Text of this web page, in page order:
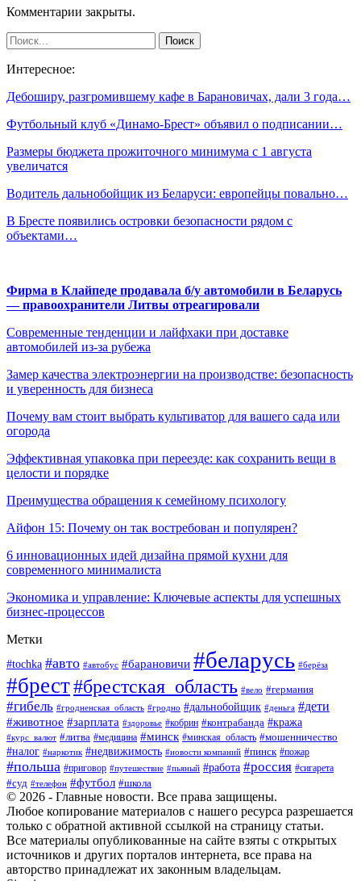
Комментарии закрыты.
Интересное:
Дебоширу, разгромившему кафе в Барановичах, дали 3 года…
Футбольный клуб «Динамо-Брест» объявил о подписании…
Размеры бюджета прожиточного минимума с 1 августа
увеличатся
Водитель дальнобойщик из Беларуси: европейцы повально…
В Бресте появились островки безопасности рядом с
объектами…
Фирма в Клайпеде продавала б/у автомобили в Беларусь
— правоохранители Литвы отреагировали
Современные тенденции и лайфхаки при доставке
автомобилей из-за рубежа
Замер качества электроэнергии на производстве: безопасность
и уверенность для бизнеса
Почему вам стоит выбрать культиватор для вашего сада или
огорода
Эффективная упаковка при переезде: как сохранить вещи в
целости и порядке
Преимущества обращения к семейному психологу
Айфон 15: Почему он так востребован и популярен?
6 инновационных идей дизайна прямой кухни для
современного минималиста
Экономика и управление: Ключевые аспекты для успешных
бизнес-процессов
Метки
#tochka #авто #автобус #барановичи #беларусь #берёза
#брест#брестская_область #вело #германия
#гибель #гродненская_область #гродно #дальнобойщик #деньга #дети
#животное #зарплата #здоровье #кобрин #контрабанда #кража
#курс_валют #литва #медицина #минск #минская_область #мошенничество
#налог #наркотик #недвижимость #новости компаний #пинск #пожар
#польша #приговор #путешествие #пьяный #работа #россия #сигарета
#суд #телефон #футбол #школа
© 2026 - Главные новости. Все права защищены.
Любое копирование материалов с нашего ресурса разрешается
только с обратной активной ссылкой на страницу статьи.
Все материалы опубликованные на сайте взяты с открытых
источников и других порталов интернета, все права на
авторство принадлежат их законным владельцам.